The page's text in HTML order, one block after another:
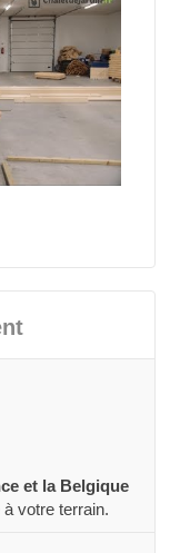
et la Belgique
votre terrain.